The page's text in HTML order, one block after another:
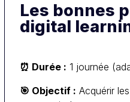
Les bonnes
digital
⏰ Durée : 1 journée
🎯 Objectif : Acquérir
Exemple
la pédagogie
: structurer les contenus